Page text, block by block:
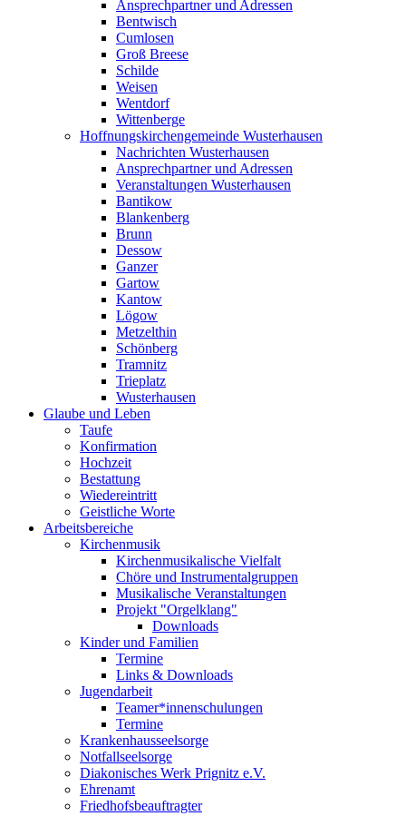
Ansprechpartner und Adressen
Bentwisch
Cumlosen
Groß Breese
Schilde
Weisen
Wentdorf
Wittenberge
Hoffnungskirchengemeinde Wusterhausen
Nachrichten Wusterhausen
Ansprechpartner und Adressen
Veranstaltungen Wusterhausen
Bantikow
Blankenberg
Brunn
Dessow
Ganzer
Gartow
Kantow
Lögow
Metzelthin
Schönberg
Tramnitz
Trieplatz
Wusterhausen
Glaube und Leben
Taufe
Konfirmation
Hochzeit
Bestattung
Wiedereintritt
Geistliche Worte
Arbeitsbereiche
Kirchenmusik
Kirchenmusikalische Vielfalt
Chöre und Instrumentalgruppen
Musikalische Veranstaltungen
Projekt "Orgelklang"
Downloads
Kinder und Familien
Termine
Links & Downloads
Jugendarbeit
Teamer*innenschulungen
Termine
Krankenhausseelsorge
Notfallseelsorge
Diakonisches Werk Prignitz e.V.
Ehrenamt
Friedhofsbeauftragter